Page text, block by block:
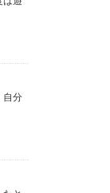
自分